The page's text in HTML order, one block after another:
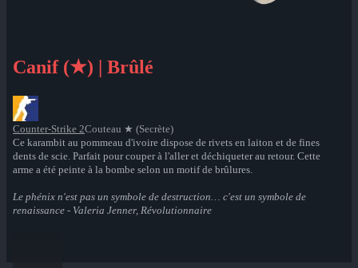
Canif (★) | Brûlé
Counter-Strike 2Couteau ★ (Secrète)
Ce karambit au pommeau d'ivoire dispose de rivets en laiton et de fines
dents de scie. Parfait pour couper à l'aller et déchiqueter au retour. Cette
arme a été peinte à la bombe selon un motif de brûlures.
Le phénix n'est pas un symbole de destruction… c'est un symbole de
renaissance - Valeria Jenner, Révolutionnaire